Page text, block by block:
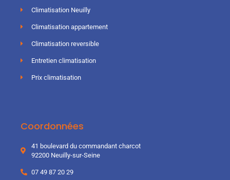
Climatisation Neuilly
Climatisation appartement
Climatisation reversible
Entretien climatisation
Prix climatisation
Coordonnées
41 boulevard du commandant charcot
92200 Neuilly-sur-Seine
07 49 87 20 29